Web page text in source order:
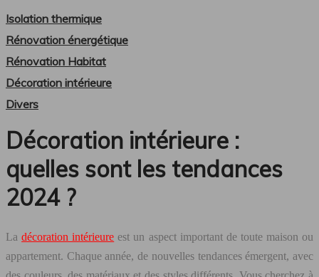
Isolation thermique
Rénovation énergétique
Rénovation Habitat
Décoration intérieure
Divers
Décoration intérieure :
quelles sont les tendances
2024 ?
Ladécoration intérieure est un aspect important de toute maison ou
appartement. Chaque année, de nouvelles tendances émergent, avec